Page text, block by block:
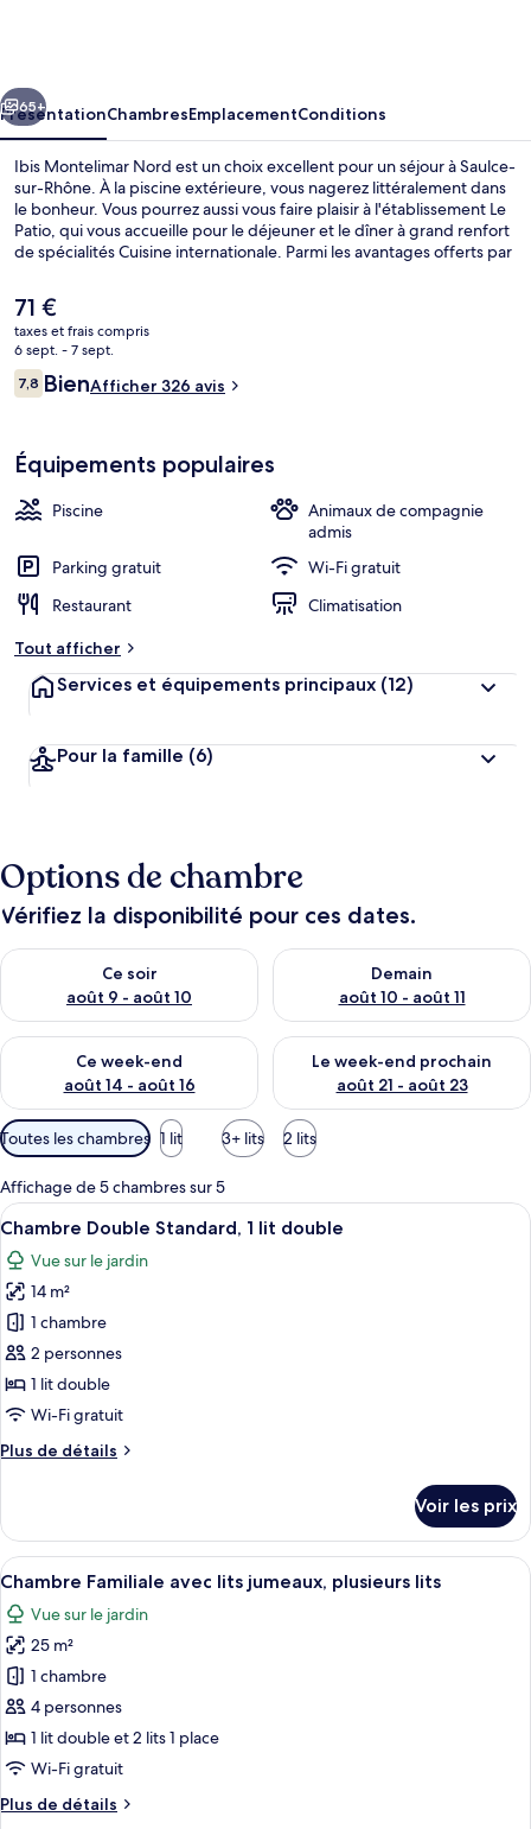
Suivant
65+
PrésentationChambresEmplacementConditions
Ibis Montelimar Nord est un choix excellent pour un séjour à Saulce-
sur-Rhône. À la piscine extérieure, vous nagerez littéralement dans
le bonheur. Vous pourrez aussi vous faire plaisir à l'établissement Le
Patio, qui vous accueille pour le déjeuner et le dîner à grand renfort
de spécialités Cuisine internationale. Parmi les avantages offerts par
épicerie fine et une terrasse. Les autres voyageurs sont séduits par
la présentation générale.
Le
prix
actuel
est
de
71 €
taxes et frais compris
6 sept. - 7 sept.
Avis
voyageurs
7,87,8 sur 10
BienAfficher 326 avis
Équipements populaires
Piscine
Animaux de compagnie
admis
Parking gratuit
Wi-Fi gratuit
Restaurant
Climatisation
Tout afficher
Services et équipements principaux (12)
Pour la famille (6)
Options de chambre
Vérifiez la disponibilité pour ces dates.
Ce soir
août 9 - août 10
Vérifier la disponibilité pour ce soir août 9 - août 10
Demain
août 10 - août 11
Vérifier la disponibilité pour
Ce week-end
août 14 - août 16
Vérifier la disponibilité pour ce week-end août 14 - août 16
Le week-end prochain
août 21 - août 23
Vérifier la disponibilité pour
Filtres
disponibles
pour
les
chambres
Toutes les chambres 1 lit 3+ lits 2 lits
Affichage de 5 chambres sur 5
Afficher
toutes
les
photos
pour
ce
type
de
chambre :
Chambre
1
lit
double
Une chambre d’hôtel équipée d’un
7
Chambre Double Standard, 1 lit double
Vue sur le jardin
14 m²
1 chambre
2 personnes
1 lit double
Wi-Fi gratuit
Plus de détails
Plus
le
type
de
chambre
Chambre
Double
Standard,
lit
double
Voir les prix
Afficher
toutes
les
photos
pour
ce
type
de
chambre :
Chambre
Une chambre d’hôtel avec un lit,
12
Chambre Familiale avec lits jumeaux, plusieurs lits
Vue sur le jardin
25 m²
1 chambre
4 personnes
1 lit double et 2 lits 1 place
Wi-Fi gratuit
Plus de détails
Plus